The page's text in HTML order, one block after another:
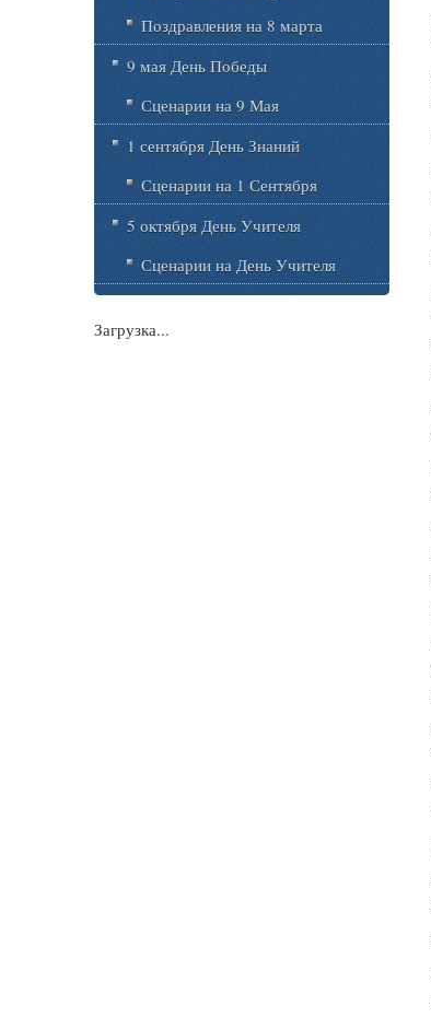
Поздравления на 8 марта
9 мая День Победы
Сценарии на 9 Мая
1 сентября День Знаний
Сценарии на 1 Сентября
5 октября День Учителя
Сценарии на День Учителя
Загрузка...